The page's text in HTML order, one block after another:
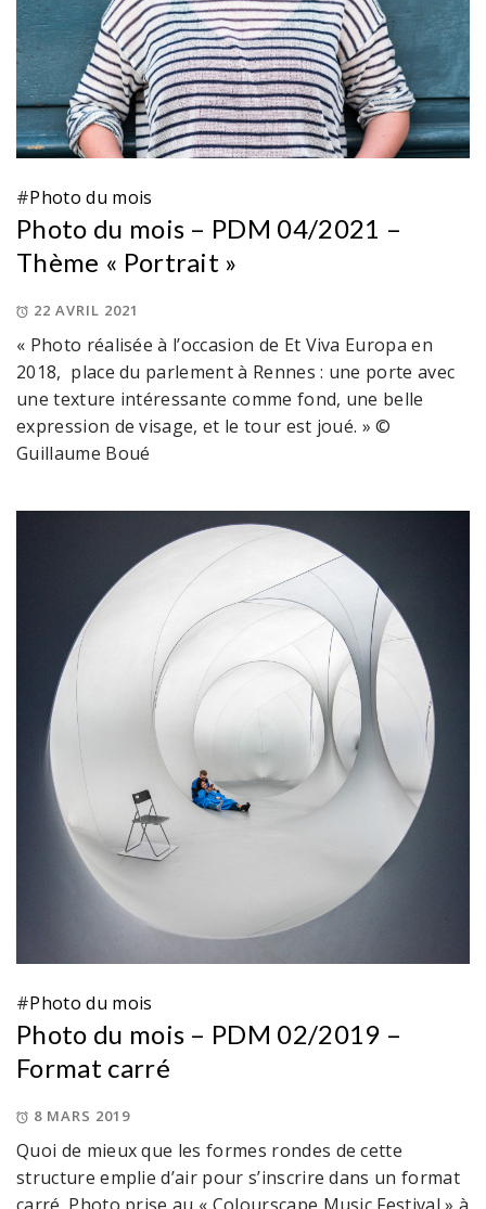
#Photo du mois
Photo du mois – PDM 04/2021 –
Thème « Portrait »
22 AVRIL 2021
« Photo réalisée à l’occasion de Et Viva Europa en
2018, place du parlement à Rennes : une porte avec
une texture intéressante comme fond, une belle
expression de visage, et le tour est joué. » ©
Guillaume Boué
#Photo du mois
Photo du mois – PDM 02/2019 –
Format carré
8 MARS 2019
Quoi de mieux que les formes rondes de cette
structure emplie d’air pour s’inscrire dans un format